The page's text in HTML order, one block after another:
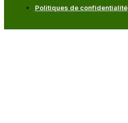
Politiques de confidentialité